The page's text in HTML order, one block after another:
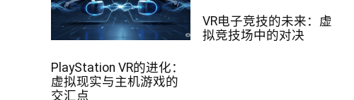
PlayStation VR的进化：
虚拟现实与主机游戏的
交汇点
VR电子竞技的未来：虚
拟竞技场中的对决